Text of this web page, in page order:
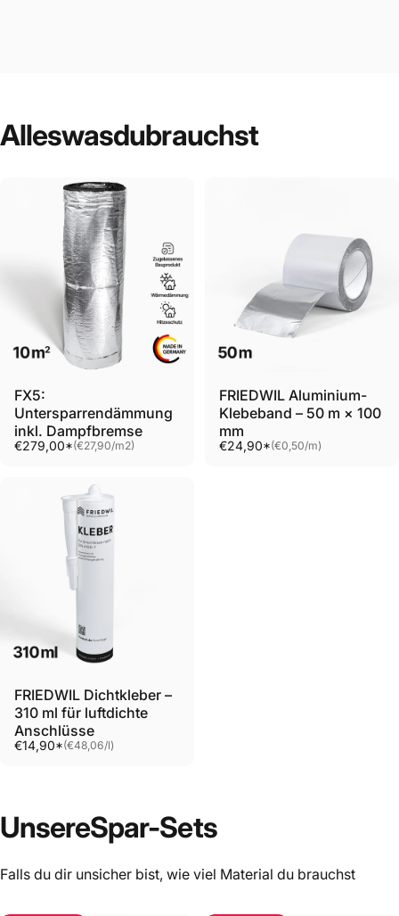
#DämmItYourself
Alleswasdubrauchst
FX5:
Untersparrendämmung
inkl. Dampfbremse
€279,00*
Grundpreis(€27,90/
pro m2)
FRIEDWIL Aluminium-
Klebeband – 50 m × 100
mm
€24,90*
Grundpreis
(€0,50/
pro m)
FRIEDWIL Dichtkleber –
310 ml für luftdichte
Anschlüsse
€14,90*
Grundpreis
(€48,06/
pro l)
UnsereSpar-Sets
Falls du dir unsicher bist, wie viel Material du brauchst